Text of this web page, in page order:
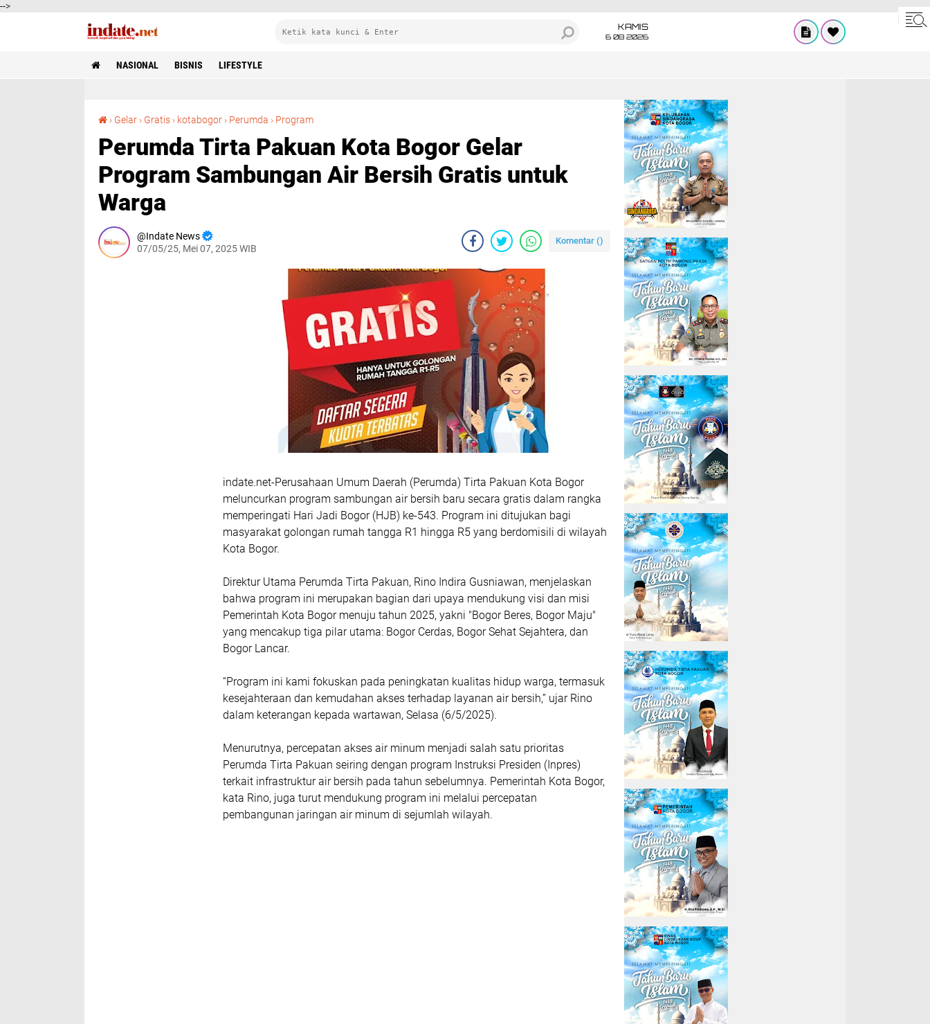
-->
KAMIS
6 08 2026
NASIONAL BISNIS LIFESTYLE
› Gelar › Gratis › kotabogor › Perumda › Program
Perumda Tirta Pakuan Kota Bogor Gelar
Program Sambungan Air Bersih Gratis untuk
Warga
Indate News
07/05/25, Mei 07, 2025 WIB
Komentar ()
indate.net-Perusahaan Umum Daerah (Perumda) Tirta Pakuan Kota Bogor
meluncurkan program sambungan air bersih baru secara gratis dalam rangka
memperingati Hari Jadi Bogor (HJB) ke-543. Program ini ditujukan bagi
masyarakat golongan rumah tangga R1 hingga R5 yang berdomisili di wilayah
Kota Bogor.
Direktur Utama Perumda Tirta Pakuan, Rino Indira Gusniawan, menjelaskan
bahwa program ini merupakan bagian dari upaya mendukung visi dan misi
Pemerintah Kota Bogor menuju tahun 2025, yakni "Bogor Beres, Bogor Maju"
yang mencakup tiga pilar utama: Bogor Cerdas, Bogor Sehat Sejahtera, dan
Bogor Lancar.
“Program ini kami fokuskan pada peningkatan kualitas hidup warga, termasuk
kesejahteraan dan kemudahan akses terhadap layanan air bersih,” ujar Rino
dalam keterangan kepada wartawan, Selasa (6/5/2025).
Menurutnya, percepatan akses air minum menjadi salah satu prioritas
Perumda Tirta Pakuan seiring dengan program Instruksi Presiden (Inpres)
terkait infrastruktur air bersih pada tahun sebelumnya. Pemerintah Kota Bogor,
kata Rino, juga turut mendukung program ini melalui percepatan
pembangunan jaringan air minum di sejumlah wilayah.